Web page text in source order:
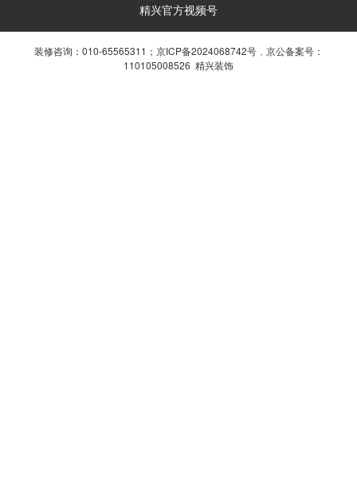
精兴官方视频号
装修咨询：010-65565311； 京ICP备2024068742号， 京公备案号：
110105008526 精兴装饰